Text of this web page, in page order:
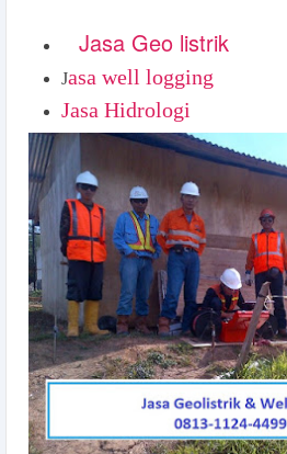
Jasa Geo listrik
Jasa well logging
Jasa Hidrologi